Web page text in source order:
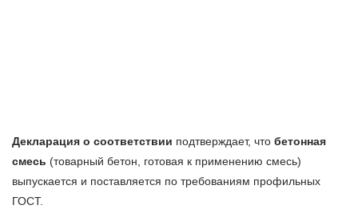
Декларация о соответствии подтверждает, что бетонная
смесь (товарный бетон, готовая к применению смесь)
выпускается и поставляется по требованиям профильных
ГОСТ.